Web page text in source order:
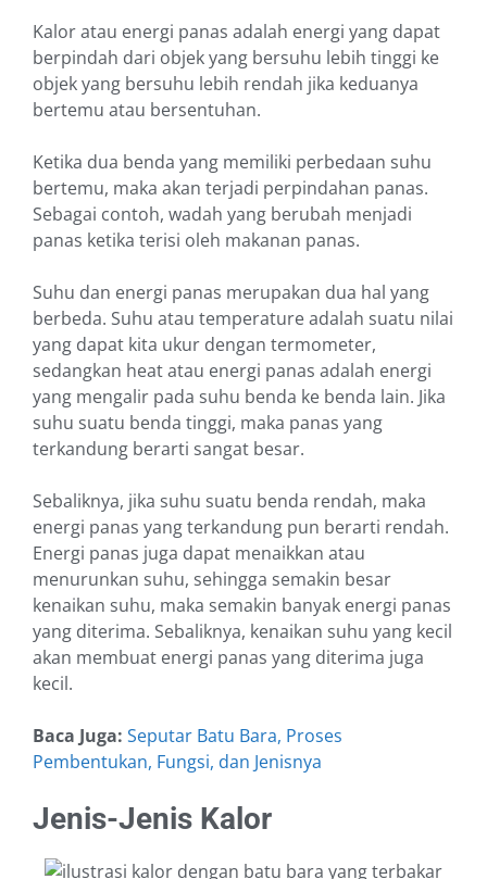
Kalor atau energi panas adalah energi yang dapat
berpindah dari objek yang bersuhu lebih tinggi ke
objek yang bersuhu lebih rendah jika keduanya
bertemu atau bersentuhan.
Ketika dua benda yang memiliki perbedaan suhu
bertemu, maka akan terjadi perpindahan panas.
Sebagai contoh, wadah yang berubah menjadi
panas ketika terisi oleh makanan panas.
Suhu dan energi panas merupakan dua hal yang
berbeda. Suhu atau temperature adalah suatu nilai
yang dapat kita ukur dengan termometer,
sedangkan heat atau energi panas adalah energi
yang mengalir pada suhu benda ke benda lain. Jika
suhu suatu benda tinggi, maka panas yang
terkandung berarti sangat besar.
Sebaliknya, jika suhu suatu benda rendah, maka
energi panas yang terkandung pun berarti rendah.
Energi panas juga dapat menaikkan atau
menurunkan suhu, sehingga semakin besar
kenaikan suhu, maka semakin banyak energi panas
yang diterima. Sebaliknya, kenaikan suhu yang kecil
akan membuat energi panas yang diterima juga
kecil.
Baca Juga: Seputar Batu Bara, Proses
Pembentukan, Fungsi, dan Jenisnya
Jenis-Jenis Kalor